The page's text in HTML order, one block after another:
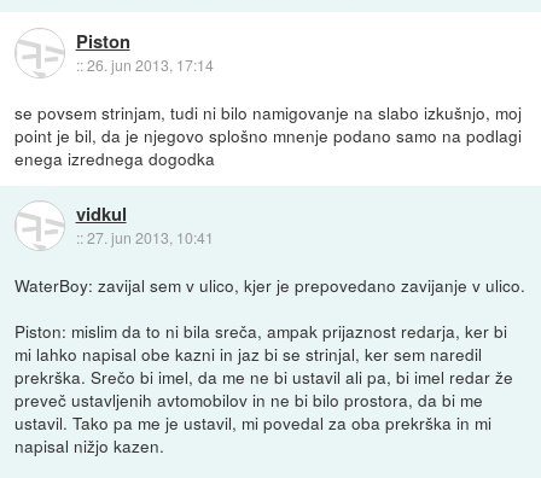
Piston
::26. jun 2013, 17:14
se povsem strinjam, tudi ni bilo namigovanje na slabo izkušnjo, moj
point je bil, da je njegovo splošno mnenje podano samo na podlagi
enega izrednega dogodka
vidkul
::27. jun 2013, 10:41
WaterBoy: zavijal sem v ulico, kjer je prepovedano zavijanje v ulico.
Piston: mislim da to ni bila sreča, ampak prijaznost redarja, ker bi
mi lahko napisal obe kazni in jaz bi se strinjal, ker sem naredil
prekrška. Srečo bi imel, da me ne bi ustavil ali pa, bi imel redar že
preveč ustavljenih avtomobilov in ne bi bilo prostora, da bi me
ustavil. Tako pa me je ustavil, mi povedal za oba prekrška in mi
napisal nižjo kazen.